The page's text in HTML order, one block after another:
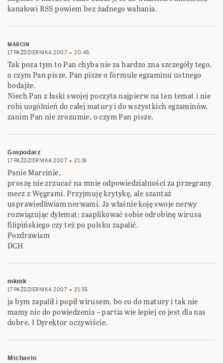
kanałowi RSS powiem bez żadnego wahania.
MARCIN
17 PAŹDZIERNIKA 2007
20:45
Tak poza tym to Pan chyba nie za bardzo zna szczegóły tego,
o czym Pan pisze. Pan pisze o formule egzaminu ustnego
bodajże.
Niech Pan z łaski swojej poczyta najpierw na ten temat i nie
robi uogólnień do całej matury i do wszystkich egzaminów,
zanim Pan nie zrozumie, o czym Pan pisze.
Gospodarz
17 PAŹDZIERNIKA 2007 21:16
Panie Marcinie,
proszę nie zrzucać na mnie odpowiedzialności za przegrany
mecz z Węgrami. Przyjmuję krytykę, ale szantaż
usprawiedliwiam nerwami. Ja właśnie koję swoje nerwy
rozwiązując dylemat: zaaplikować sobie odrobinę wirusa
filipińskiego czy też po polsku zapalić.
Pozdrawiam
DCH
mkmk
17 PAŹDZIERNIKA 2007 21:55
ja bym zapalił i popił wirusem, bo co do matury i tak nie
mamy nic do powiedzenia – partia wie lepiej co jest dla nas
dobre. I Dyrektor oczywiście.
Michaelo